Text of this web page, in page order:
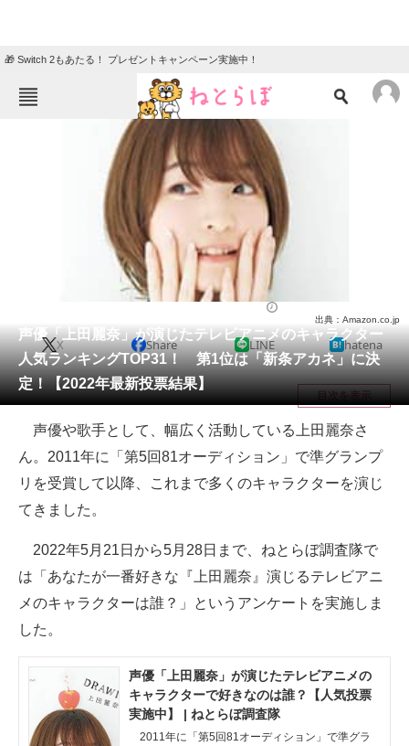
🎁 Switch 2もあたる！ プレゼントキャンペーン実施中！
ねとらぼメニュー
ニュース
クイズ
地域
教育・育児
リサーチ
会員記事
メディア
注目記事を集めた総合ページ
ITの今と未来を見通す
スマホと通信の最新トレンド
好きが集まる 比べて選べる
ビジネスと働き方のヒント
企業ITのトレンドを詳説
経営リーダーのコミュニティ
声優「上田麗奈」が演じたテレビアニメのキャラクター
人気ランキングTOP31！ 第1位は「新条アカネ」に決
定！【2022年最新投票結果】
出典：Amazon.co.jp
X Share LINE hatena
目次を表示
声優や歌手として、幅広く活動している上田麗奈さ
ん。2011年に「第5回81オーディション」で準グランプ
リを受賞して以降、これまで多くのキャラクターを演じ
てきました。
2022年5月21日から5月28日まで、ねとらぼ調査隊で
は「あなたが一番好きな『上田麗奈』演じるテレビアニ
メのキャラクターは誰？」というアンケートを実施しま
した。
声優「上田麗奈」が演じたテレビアニメの
キャラクターで好きなのは誰？【人気投票
実施中】 | ねとらぼ調査隊
2011年に「第5回81オーディション」で準グラ